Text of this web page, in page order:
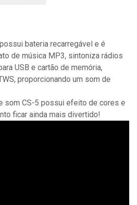
bateria recarregável e é
de música MP3, sintoniza rádios
USB e cartão de memória,
proporcionando um som de
som CS-5 possui efeito de cores e
ficar ainda mais divertido!